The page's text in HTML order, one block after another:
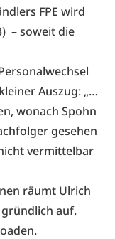
FPE wird
– soweit die
Auszug: „…
wonach Spohn
gesehen
vermittelbar
räumt Ulrich
auf.